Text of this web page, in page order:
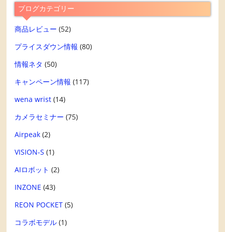
ブログカテゴリー
商品レビュー (52)
プライスダウン情報 (80)
情報ネタ (50)
キャンペーン情報 (117)
wena wrist (14)
カメラセミナー (75)
Airpeak (2)
VISION-S (1)
AIロボット (2)
INZONE (43)
REON POCKET (5)
コラボモデル (1)